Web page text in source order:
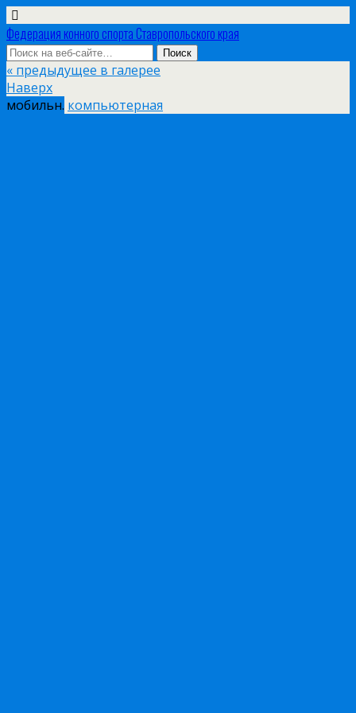
Федерация конного спорта Ставропольского края
« предыдущее в галерее
Наверх
мобильн. компьютерная